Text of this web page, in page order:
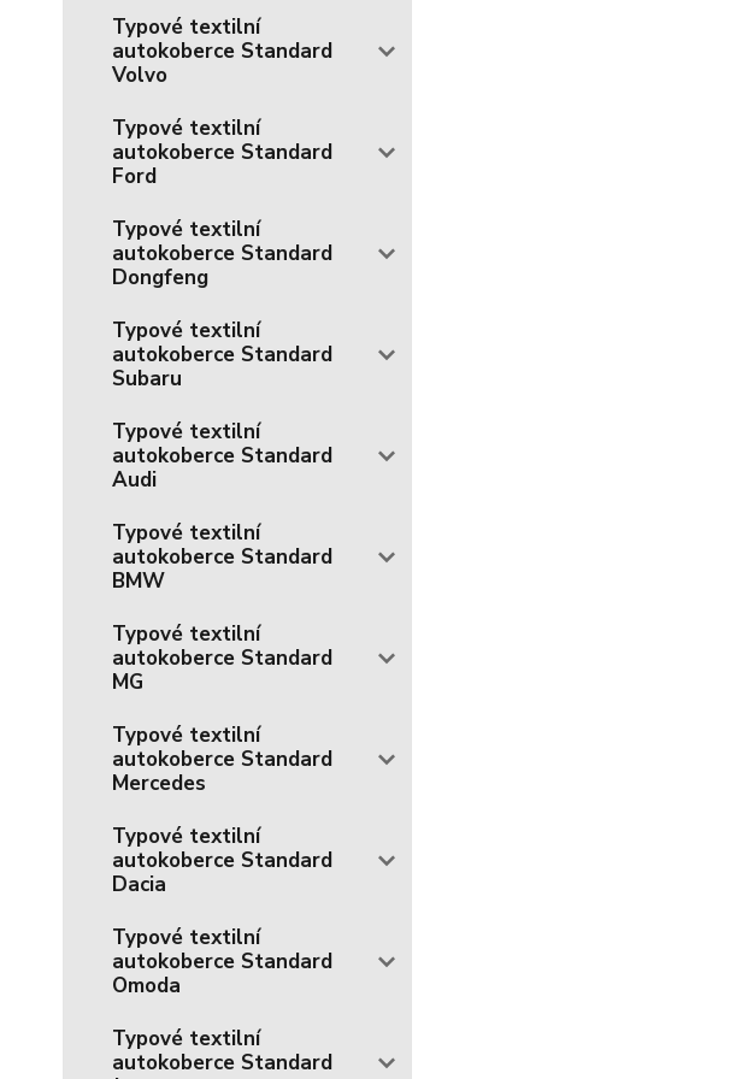
Typové textilní
autokoberce Standard
Volvo
Typové textilní
autokoberce Standard
Ford
Typové textilní
autokoberce Standard
Dongfeng
Typové textilní
autokoberce Standard
Subaru
Typové textilní
autokoberce Standard
Audi
Typové textilní
autokoberce Standard
BMW
Typové textilní
autokoberce Standard
MG
Typové textilní
autokoberce Standard
Mercedes
Typové textilní
autokoberce Standard
Dacia
Typové textilní
autokoberce Standard
Omoda
Typové textilní
autokoberce Standard